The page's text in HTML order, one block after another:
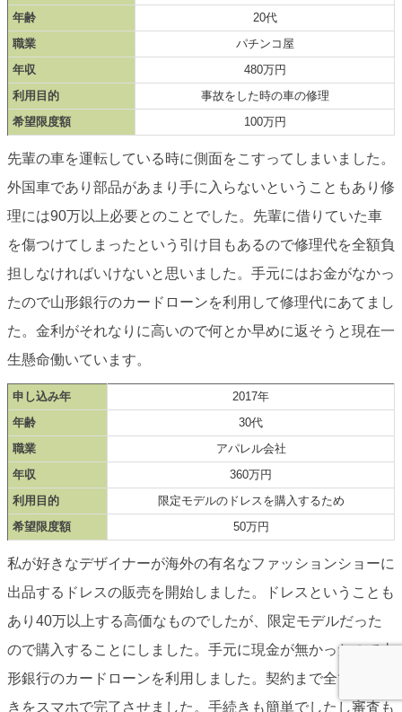
年齢
20代
職業
パチンコ屋
年収
480万円
利用目的
事故をした時の車の修理
希望限度額
100万円
先輩の車を運転している時に側面をこすってしまいました。
外国車であり部品があまり手に入らないということもあり修
理には90万以上必要とのことでした。先輩に借りていた車
を傷つけてしまったという引け目もあるので修理代を全額負
担しなければいけないと思いました。手元にはお金がなかっ
たので山形銀行のカードローンを利用して修理代にあてまし
た。金利がそれなりに高いので何とか早めに返そうと現在一
生懸命働いています。
申し込み年
2017年
年齢
30代
職業
アパレル会社
年収
360万円
利用目的
限定モデルのドレスを購入するため
希望限度額
50万円
私が好きなデザイナーが海外の有名なファッションショーに
出品するドレスの販売を開始しました。ドレスということも
あり40万以上する高価なものでしたが、限定モデルだった
ので購入することにしました。手元に現金が無かったので山
形銀行のカードローンを利用しました。契約まで全ての手続
きをスマホで完了させました。手続きも簡単でしたし審査も